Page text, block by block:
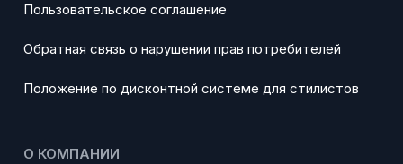
Пользовательское соглашение
Обратная связь о нарушении прав потребителей
Положение по дисконтной системе для стилистов
О КОМПАНИИ